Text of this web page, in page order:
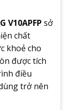
V10APFP sở
chất
khoẻ cho
được tích
điều
trở nên